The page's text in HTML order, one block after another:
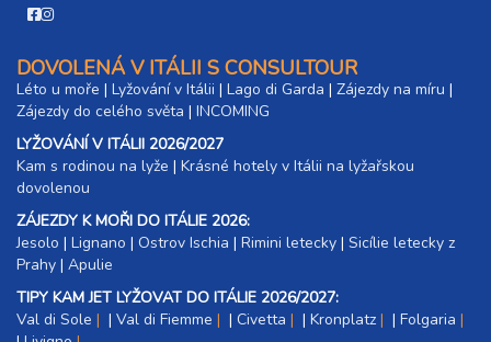
DOVOLENÁ V ITÁLII S CONSULTOUR
Léto u moře | Lyžování v Itálii | Lago di Garda | Zájezdy na míru |
Zájezdy do celého světa | INCOMING
LYŽOVÁNÍ V ITÁLII 2026/2027
Kam s rodinou na lyže |​ Krásné hotely v Itálii na lyžařskou
dovolenou
ZÁJEZDY K MOŘI DO ITÁLIE 2026:
Jesolo | Lignano | Ostrov Ischia | Rimini letecky | Sicílie letecky z
Prahy | Apulie
TIPY KAM JET LYŽOVAT DO ITÁLIE 2026/2027:
Val di Sole
| Val di Fiemme | Civetta | Kronplatz | Folgaria